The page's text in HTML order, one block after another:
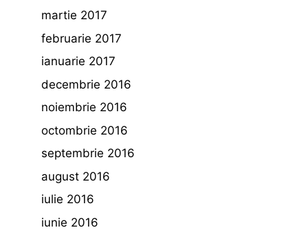
martie 2017
februarie 2017
ianuarie 2017
decembrie 2016
noiembrie 2016
octombrie 2016
septembrie 2016
august 2016
iulie 2016
iunie 2016